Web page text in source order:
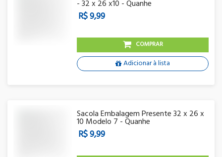
- 32 x 26 x10 - Quanhe
R$ 9,99
COMPRAR
Adicionar à lista
Sacola Embalagem Presente 32 x 26 x
10 Modelo 7 - Quanhe
R$ 9,99